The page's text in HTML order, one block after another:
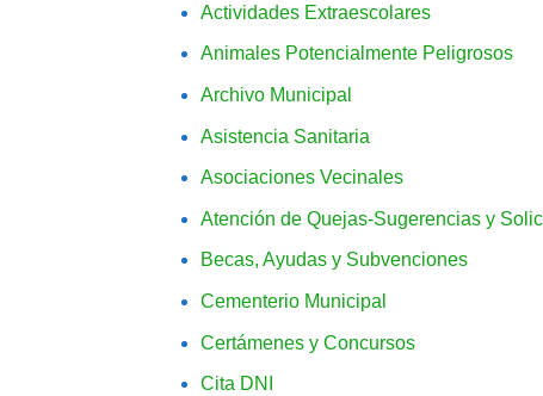
Actividades Extraescolares
Animales Potencialmente Peligrosos
Archivo Municipal
Asistencia Sanitaria
Asociaciones Vecinales
Atención de Quejas-Sugerencias y
Becas, Ayudas y Subvenciones
Cementerio Municipal
Certámenes y Concursos
Cita DNI